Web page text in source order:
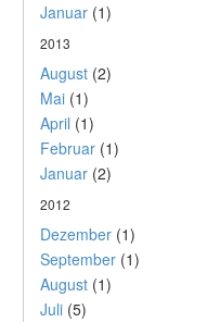
Januar (1)
2013
August (2)
Mai (1)
April (1)
Februar (1)
Januar (2)
2012
Dezember (1)
September (1)
August (1)
Juli (5)